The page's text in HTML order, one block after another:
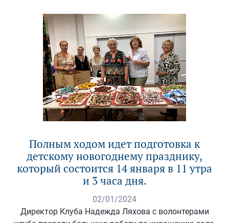
Полным ходом идет подготовка к
детскому новогоднему празднику,
который состоится 14 января в 11 утра
и 3 часа дня.
02/01/2024
Директор Клуба Надежда Ляхова с волонтерами